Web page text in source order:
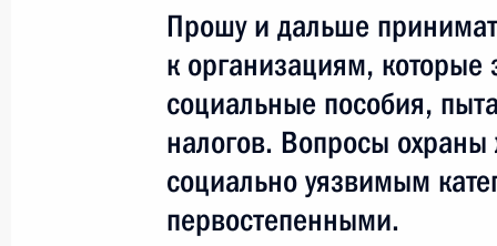
29 февраля 2016 года,
Рабочая встреча с председателем
Северная Осетия – Алания
29 февраля 2016 года, 15:40 Москва,
Прошу и дальше
к организациям, которые
социальные пособия,
налогов. Вопросы
социально уязвимым
первостепенными.